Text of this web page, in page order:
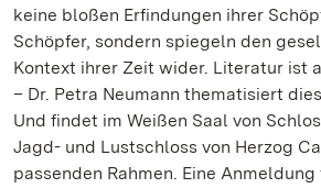
keine bloßen Erfindungen ihrer
Schöpfer, sondern spiegeln den
Kontext ihrer Zeit wider. Literatur ist
– Dr. Petra Neumann thematisiert
Und findet im Weißen Saal von
Jagd- und Lustschloss von Herzog
passenden Rahmen. Eine Anmeldung